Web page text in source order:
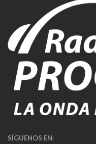
SÍGUENOS EN: